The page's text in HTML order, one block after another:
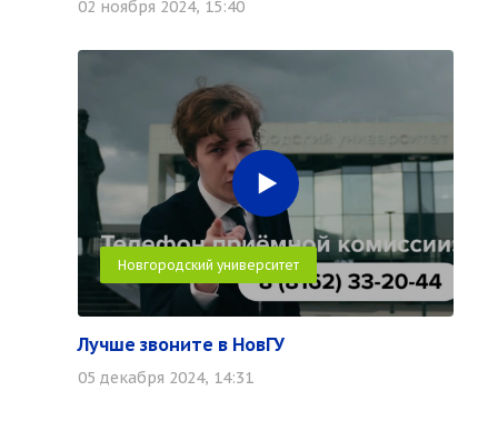
02 ноября 2024, 15:40
Новгородский университет
Лучше звоните в НовГУ
05 декабря 2024, 14:31